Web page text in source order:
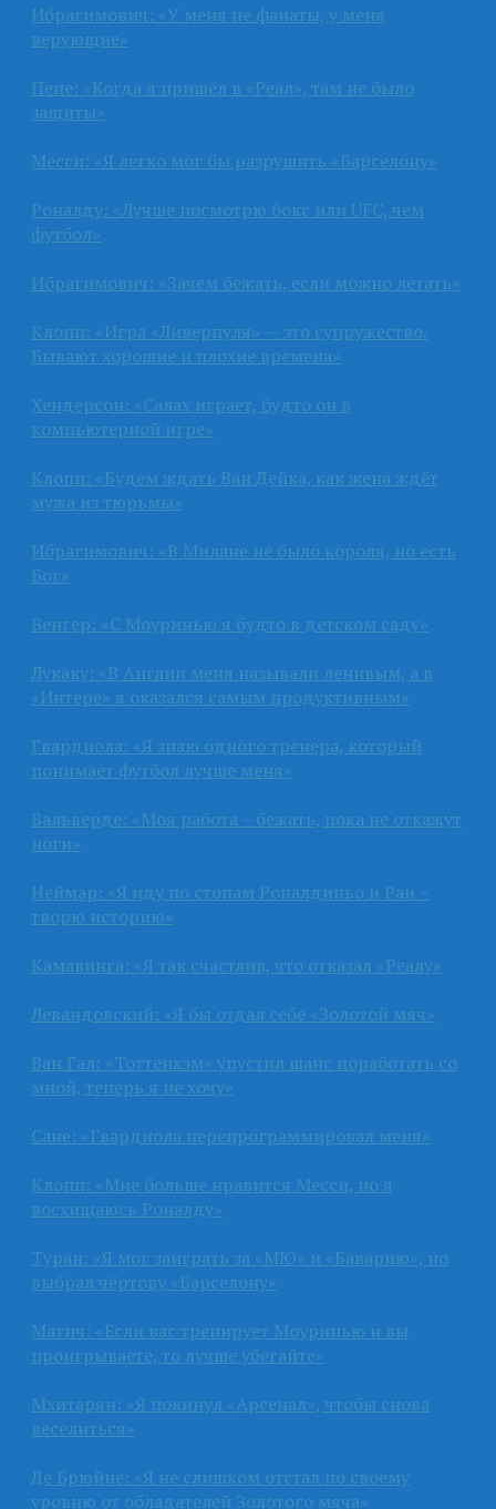
Ибрагимович: «У меня не фанаты, у меня
верующие»
Пепе: «Когда я пришёл в «Реал», там не было
защиты»
Месси: «Я легко мог бы разрушить «Барселону»
Роналду: «Лучше посмотрю бокс или UFC, чем
футбол»
Ибрагимович: «Зачем бежать, если можно летать»
Клопп: «Игра «Ливерпуля» — это супружество.
Бывают хорошие и плохие времена»
Хендерсон: «Салах играет, будто он в
компьютерной игре»
Клопп: «Будем ждать Ван Дейка, как жена ждёт
мужа из тюрьмы»
Ибрагимович: «В Милане не было короля, но есть
Бог»
Венгер: «С Моуринью я будто в детском саду»
Лукаку: «В Англии меня называли ленивым, а в
«Интере» я оказался самым продуктивным»
Гвардиола: «Я знаю одного тренера, который
понимает футбол лучше меня»
Вальверде: «Моя работа – бежать, пока не откажут
ноги»
Неймар: «Я иду по стопам Роналдиньо и Раи –
творю историю»
Камавинга: «Я так счастлив, что отказал «Реалу»
Левандовский: «Я бы отдал себе «Золотой мяч»
Ван Гал: «Тоттенхэм» упустил шанс поработать со
мной, теперь я не хочу»
Сане: «Гвардиола перепрограммировал меня»
Клопп: «Мне больше нравится Месси, но я
восхищаюсь Роналду»
Туран: «Я мог заиграть за «МЮ» и «Баварию», но
выбрал чёртову «Барселону»
Матич: «Если вас тренирует Моуринью и вы
проигрываете, то лучше убегайте»
Мхитарян: «Я покинул «Арсенал», чтобы снова
веселиться»
Де Брюйне: «Я не слишком отстал по своему
уровню от обладателей Золотого мяча»